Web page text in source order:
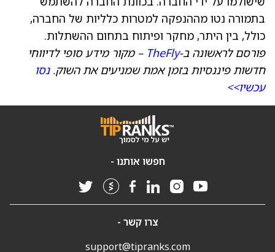
בתמורה נטו מההנפקה למטרות כלליות של החברה,
כולל, בין היתר, מחקר ופיתוח בתחום ההשתלות.
פורסם לראשונה ב-TheFly – מקור מידע סופי לדיווחי
חדשות פיננסיות בזמן אמת שמניעים את השוק.נסו
עכשיו>>
חפשו אותנו -
צרו קשר -
support@tipranks.com